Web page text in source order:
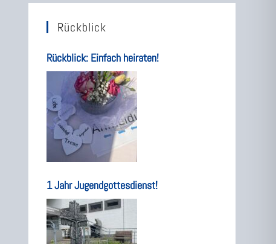
Rückblick
Rückblick: Einfach heiraten!
1 Jahr Jugendgottesdienst!